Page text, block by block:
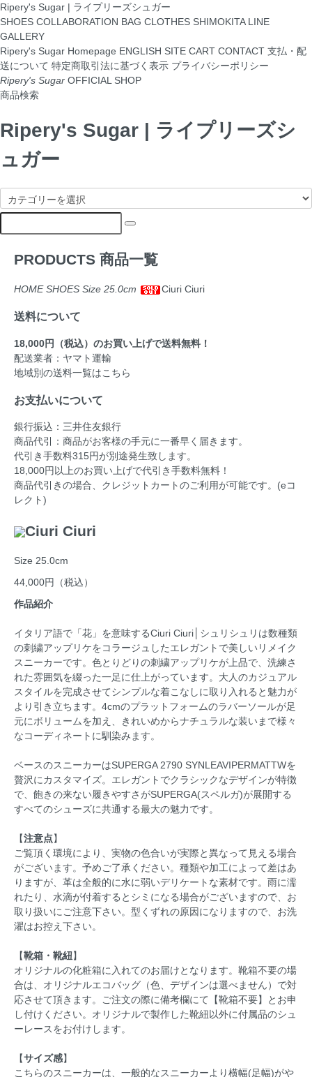
Ripery's Sugar | ライプリーズシュガー
SHOES COLLABORATION BAG CLOTHES SHIMOKITA LINE
GALLERY
Ripery's Sugar Homepage ENGLISH SITE CART CONTACT 支払・配
送について 特定商取引法に基づく表示 プライバシーポリシー
Ripery's Sugar OFFICIAL SHOP
商品検索
Ripery's Sugar | ライプリーズシ
ュガー
PRODUCTS 商品一覧
HOME SHOES Size 25.0cm Ciuri Ciuri
送料について
18,000円（税込）のお買い上げで送料無料！
配送業者：ヤマト運輸
地域別の送料一覧はこちら
お支払いについて
銀行振込：三井住友銀行
商品代引：商品がお客様の手元に一番早く届きます。
代引き手数料315円が別途発生致します。
18,000円以上のお買い上げで代引き手数料無料！
商品代引きの場合、クレジットカートのご利用が可能です。(eコ
レクト)
Ciuri Ciuri
Size 25.0cm
44,000円
（税込）
作品紹介
イタリア語で「花」を意味するCiuri Ciuri│シュリシュリは数種類
の刺繍アップリケをコラージュしたエレガントで美しいリメイク
スニーカーです。色とりどりの刺繍アップリケが上品で、洗練さ
れた雰囲気を綴った一足に仕上がっています。大人のカジュアル
スタイルを完成させてシンプルな着こなしに取り入れると魅力が
より引き立ちます。4cmのプラットフォームのラバーソールが足
元にボリュームを加え、きれいめからナチュラルな装いまで様々
なコーディネートに馴染みます。
ベースのスニーカーはSUPERGA 2790 SYNLEAVIPERMATTWを
贅沢にカスタマイズ。エレガントでクラシックなデザインが特徴
で、飽きの来ない履きやすさがSUPERGA(スペルガ)が展開する
すべてのシューズに共通する最大の魅力です。
【注意点】
ご覧頂く環境により、実物の色合いが実際と異なって見える場合
がございます。予めご了承ください。種類や加工によって差はあ
りますが、革は全般的に水に弱いデリケートな素材です。雨に濡
れたり、水滴が付着するとシミになる場合がございますので、お
取り扱いにご注意下さい。型くずれの原因になりますので、お洗
濯はお控え下さい。
【靴箱・靴紐】
オリジナルの化粧箱に入れてのお届けとなります。靴箱不要の場
合は、オリジナルエコバッグ（色、デザインは選べません）で対
応させて頂きます。ご注文の際に備考欄にて【靴箱不要】とお申
し付けください。オリジナルで製作した靴紐以外に付属品のシュ
ーレースをお付けします。
【サイズ感】
こちらのスニーカーは、一般的なスニーカーより横幅(足幅)がや